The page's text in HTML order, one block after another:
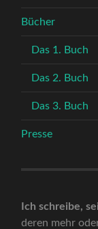
Bücher
Das 1. Buch
Das 2. Buch
Das 3. Buch
Presse
Ich schreibe,
deren mehr